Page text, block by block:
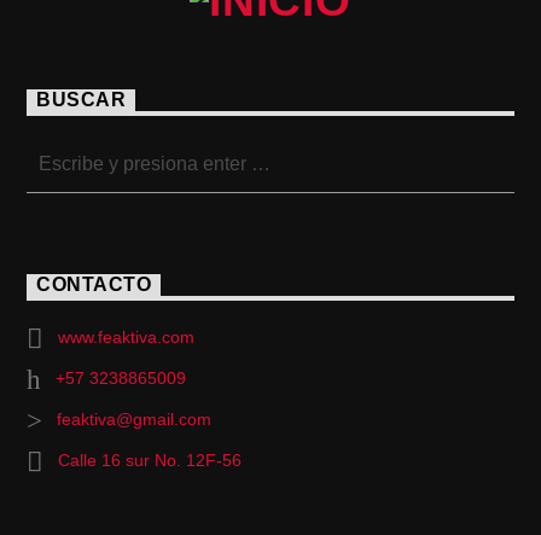
BUSCAR
CONTACTO
www.feaktiva.com
+57 3238865009
feaktiva@gmail.com
Calle 16 sur No. 12F-56